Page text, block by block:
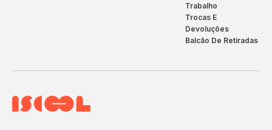
Trabalho
Trocas E
Devoluções
Balcão De Retiradas